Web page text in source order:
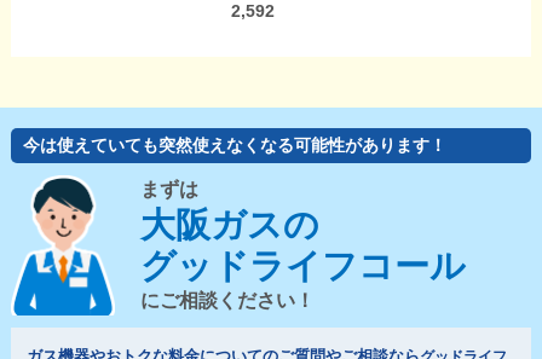
2,592
今は使えていても突然使えなくなる可能性があります！
まずは
大阪ガスの
グッドライフコール
にご相談ください！